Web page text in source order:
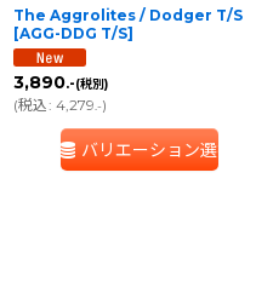
The Aggrolites / Dodger T/S
[AGG-DDG T/S]
3,890.-(税別)
(税込: 4,279.-)
バリエーション選択